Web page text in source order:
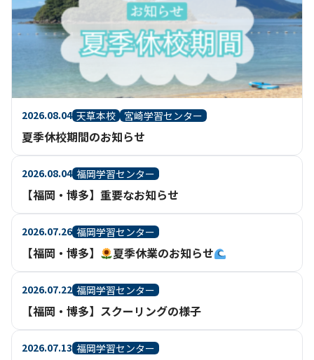
2026.08.04 天草本校 宮崎学習センター
夏季休校期間のお知らせ
2026.08.04 福岡学習センター
【福岡・博多】重要なお知らせ
2026.07.26 福岡学習センター
【福岡・博多】 夏季休業のお知らせ
2026.07.22 福岡学習センター
【福岡・博多】スクーリングの様子
2026.07.13 福岡学習センター